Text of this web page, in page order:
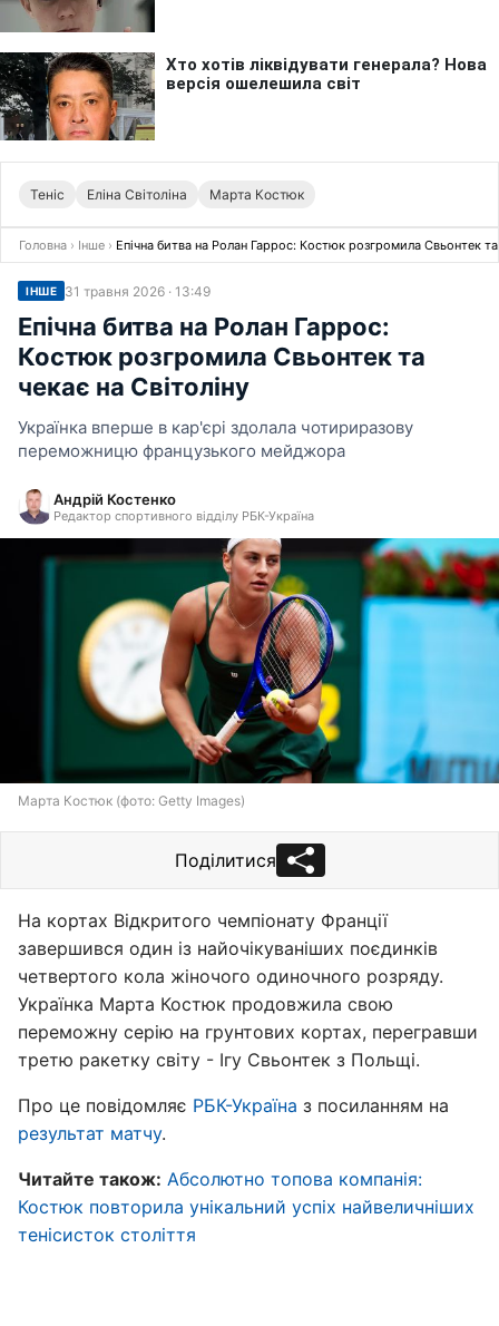
Теніс Еліна Світоліна Марта Костюк
Головна › Інше › Епічна битва на Ролан Гаррос: Костюк розгромила Свьонтек та
ІНШЕ 31 травня 2026 · 13:49
Епічна битва на Ролан Гаррос:
Костюк розгромила Свьонтек та
чекає на Світоліну
Українка вперше в кар'єрі здолала чотириразову
переможницю французького мейджора
Андрій Костенко
Редактор спортивного відділу РБК-Україна
Марта Костюк (фото: Getty Images)
Поділитися
На кортах Відкритого чемпіонату Франції
завершився один із найочікуваніших поєдинків
четвертого кола жіночого одиночного розряду.
Українка Марта Костюк продовжила свою
переможну серію на грунтових кортах, перегравши
третю ракетку світу - Ігу Свьонтек з Польщі.
Про це повідомляє РБК-Україна з посиланням на
результат матчу.
Читайте також: Абсолютно топова компанія:
Костюк повторила унікальний успіх найвеличніших
тенісисток століття